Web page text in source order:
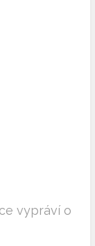
vypráví o